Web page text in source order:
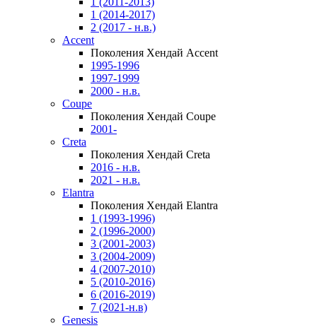
1 (2014-2017)
2 (2017 - н.в.)
Accent
Поколения Хендай Accent
1995-1996
1997-1999
2000 - н.в.
Coupe
Поколения Хендай Coupe
2001-
Creta
Поколения Хендай Creta
2016 - н.в.
2021 - н.в.
Elantra
Поколения Хендай Elantra
1 (1993-1996)
2 (1996-2000)
3 (2001-2003)
3 (2004-2009)
4 (2007-2010)
5 (2010-2016)
6 (2016-2019)
7 (2021-н.в)
Genesis